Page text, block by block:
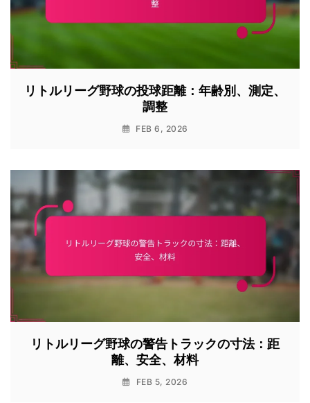
リトルリーグ野球の投球距離：年齢別、測定、
調整
FEB 6, 2026
リトルリーグ野球の警告トラックの寸法：距
離、安全、材料
FEB 5, 2026